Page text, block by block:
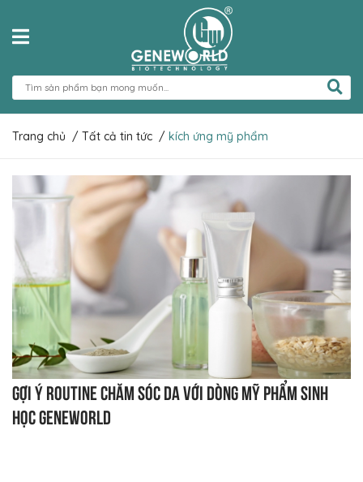
Trang chủ / Tất cả tin tức / kích ứng mỹ phẩm
Gợi ý routine chăm sóc da với dòng mỹ phẩm sinh
học Geneworld